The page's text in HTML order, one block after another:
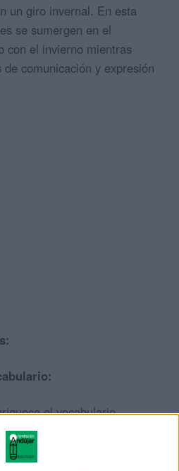
un giro invernal. En esta
se sumergen en el
con el invierno mientras
comunicación y expresión
el vocabulario
al introducir
relacionadas